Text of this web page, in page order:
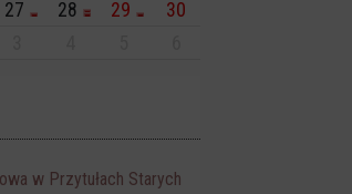
27 28 29
30
w Przytułach Starych